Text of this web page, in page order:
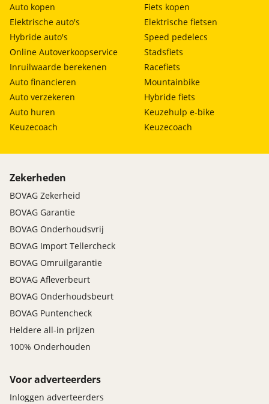
Auto kopen
Elektrische auto's
Hybride auto's
Online Autoverkoopservice
Inruilwaarde berekenen
Auto financieren
Auto verzekeren
Auto huren
Keuzecoach
Fiets kopen
Elektrische fietsen
Speed pedelecs
Stadsfiets
Racefiets
Mountainbike
Hybride fiets
Keuzehulp e-bike
Keuzecoach
Zekerheden
BOVAG Zekerheid
BOVAG Garantie
BOVAG Onderhoudsvrij
BOVAG Import Tellercheck
BOVAG Omruilgarantie
BOVAG Afleverbeurt
BOVAG Onderhoudsbeurt
BOVAG Puntencheck
Heldere all-in prijzen
100% Onderhouden
Voor adverteerders
Inloggen adverteerders